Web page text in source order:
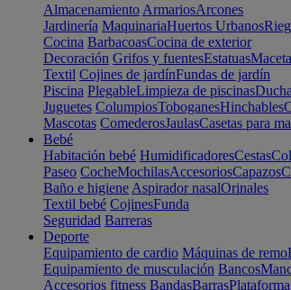
Almacenamiento ArmariosArcones
Jardinería MaquinariaHuertos Urbanos
Cocina BarbacoasCocina de exterior
Decoración Grifos y fuentesEstatuas
Textil Cojines de jardínFundas de jardín
Piscina PlegableLimpieza de piscinasDucha
Juguetes ColumpiosToboganesHinchables
Mascotas ComederosJaulasCasetas para
Bebé
Habitación bebé HumidificadoresCestas
Paseo CocheMochilasAccesoriosCapazos
Baño e higiene Aspirador nasalOrinales
Textil bebé CojinesFunda
Seguridad Barreras
Deporte
Equipamiento de cardio Máquinas de remo
Equipamiento de musculación Bancos
Accesorios fitness BandasBarras